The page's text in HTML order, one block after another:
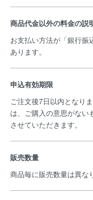
商品代金以外の料金の説
お支払い方法が「銀行振
あります。
申込有効期限
ご注文後7日以内となり
は、ご購入の意思がない
させていただきます。
販売数量
商品毎に販売数量は異な